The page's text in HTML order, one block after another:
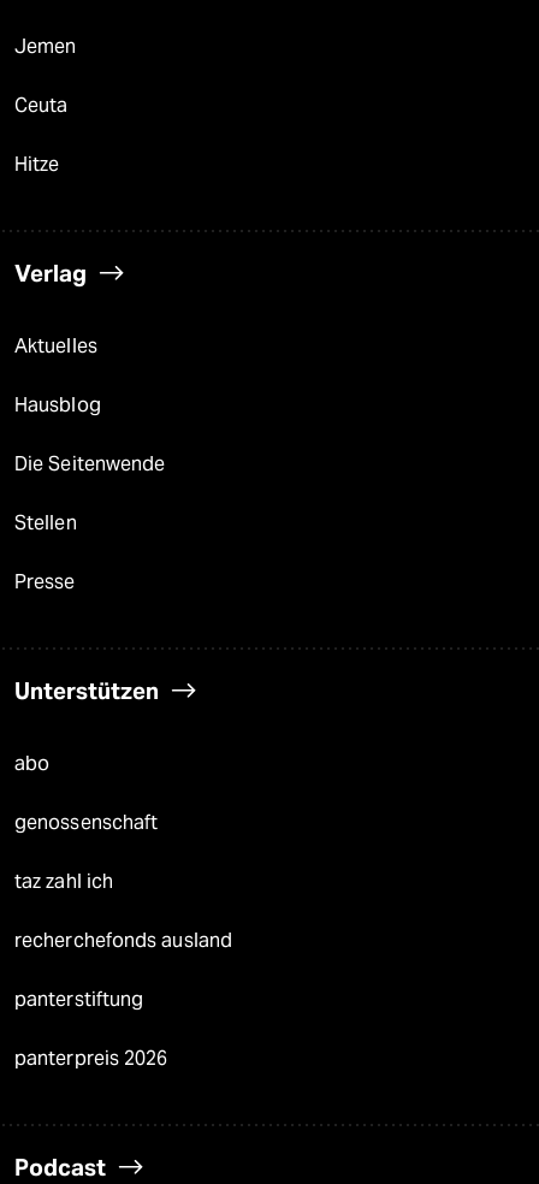
Jemen
Ceuta
Hitze
Verlag
Aktuelles
Hausblog
Die Seitenwende
Stellen
Presse
Unterstützen
abo
genossenschaft
taz zahl ich
recherchefonds ausland
panterstiftung
panterpreis 2026
Podcast